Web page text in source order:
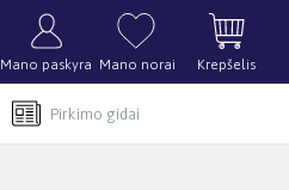
Mano paskyra Mano norai Krepšelis
Pirkimo gidai